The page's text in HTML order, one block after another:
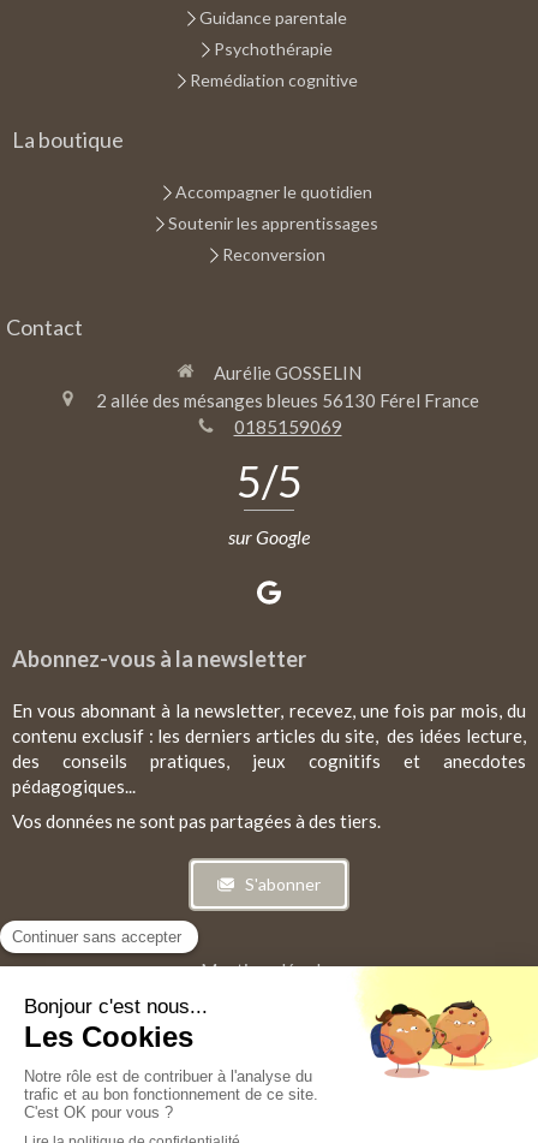
Guidance parentale
Psychothérapie
Remédiation cognitive
La boutique
Accompagner le quotidien
Soutenir les apprentissages
Reconversion
Contact
Aurélie GOSSELIN
2 allée des mésanges bleues 56130 Férel France
0185159069
5/5
sur Google
Abonnez-vous à la newsletter
En vous abonnant à la newsletter, recevez, une fois par mois, du
contenu exclusif : les derniers articles du site, des idées lecture,
des conseils pratiques, jeux cognitifs et anecdotes
pédagogiques...
Vos données ne sont pas partagées à des tiers.
S'abonner
Mentions légales
©2025 Aurélie GOSSELIN - Psychopédagogue et
psychopraticienne
©2025 Psy'cog'pédagogique (Marque déposée à l'INPI)